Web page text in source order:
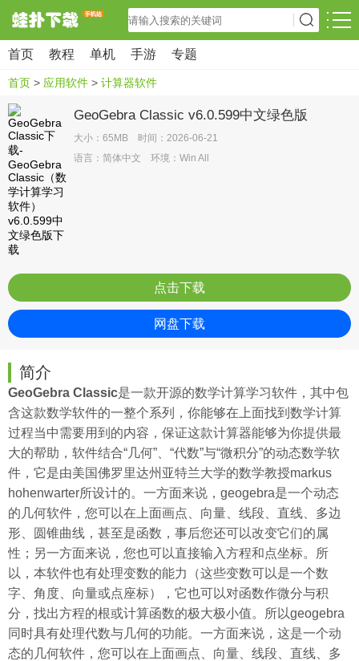
首页 教程 单机 手游 专题
首页 > 应用软件 > 计算器软件
GeoGebra Classic v6.0.599中文绿色版
大小：65MB 时间：2026-06-21
语言：简体中文 环境：Win All
点击下载
网盘下载
简介
GeoGebra Classic是一款开源的数学计算学习软件，其中包
含这款数学软件的一整个系列，你能够在上面找到数学计算
过程当中需要用到的内容，保证这款计算器能够为你提供最
大的帮助，软件结合“几何”、“代数”与“微积分”的动态数学软
件，它是由美国佛罗里达州亚特兰大学的数学教授markus
hohenwarter所设计的。一方面来说，geogebra是一个动态
的几何软件，您可以在上面画点、向量、线段、直线、多边
形、圆锥曲线，甚至是函数，事后您还可以改变它们的属
性；另一方面来说，您也可以直接输入方程和点坐标。所
以，本软件也有处理变数的能力（这些变数可以是一个数
字、角度、向量或点座标），它也可以对函数作微分与积
分，找出方程的根或计算函数的极大极小值。所以geogebra
同时具有处理代数与几何的功能。一方面来说，这是一个动
态的几何软件，您可以在上面画点、向量、线段、直线、多